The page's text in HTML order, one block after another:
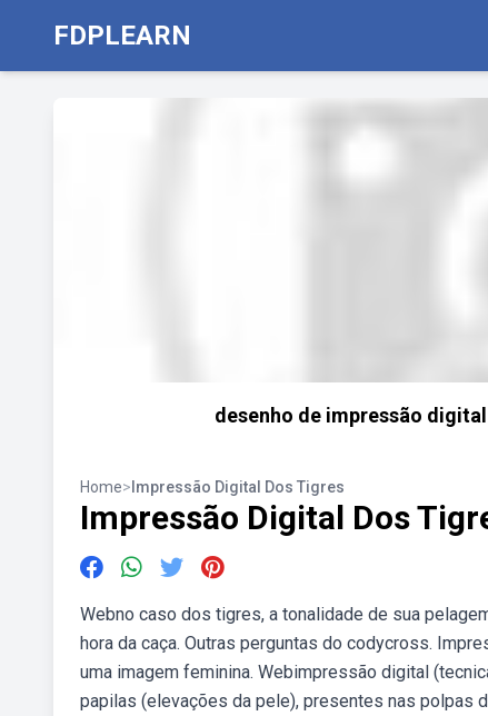
FDPLEARN
desenho de impressão
Home> Impressão Digital Dos Tigres
Impressão Digital Dos
Webno caso dos tigres, a tonalidade de sua
hora da caça. Outras perguntas do codycross.
uma imagem feminina. Webimpressão digital
papilas (elevações da pele), presentes nas polpas